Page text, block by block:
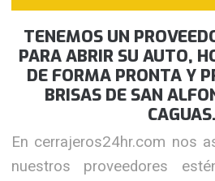
TENEMOS UN
PARA ABRIR SU AUTO,
DE FORMA PRONTA Y
BRISAS DE SAN
CAGUAS.
En cerrajeros24hr.com nos
nuestros proveedores